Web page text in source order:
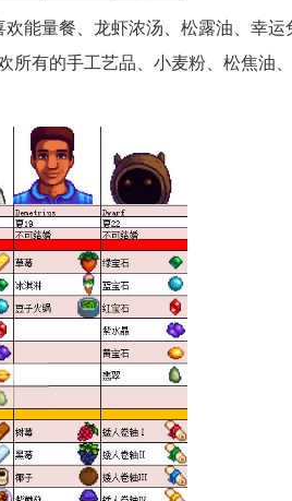
能量餐、龙虾浓汤、松露油、幸运
所有的手工艺品、小麦粉、松焦油